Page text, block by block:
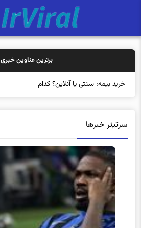
برترین عناوین خبری
خرید بیمه: سنتی یا آنلاین؟ کدامیک تجربه به
سرتیتر خبرها